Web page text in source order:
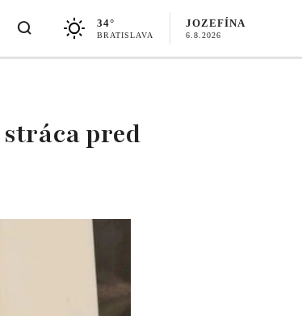
34°
BRATISLAVA
JOZEFÍNA
6.8.2026
pred